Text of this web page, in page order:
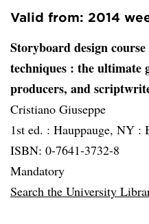
Valid from: 2014
Storyboard design course
techniques : the ultimate
producers, and
Cristiano Giuseppe
1st ed. : Hauppauge, NY :
ISBN: 0-7641-3732-8
Mandatory
Search the University